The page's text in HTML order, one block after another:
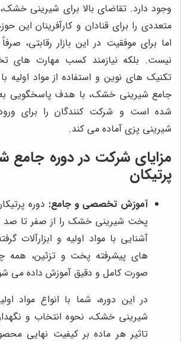
وجود دارد. تقاضای بالا برای شیرینی
متعددی را برای قنادان و کارآفرینان این
اما برای موفقیت در این بازار رقابتی،
نیست. بلکه نیازمند کسب مهارت های
تکنیک های نوین و استفاده از مواد اولیه
جامع شیرینی خشک، با هدف پاسخگویی به
شده است و شرکت کنندگان را برای
شیرینی پزی آماده می کند.
مزایای شرکت در دوره
پرتیکان
آموزش تخصصی و جامع: دوره
پخت شیرینی خشک را از صفر تا
آشنایی با مواد اولیه و ابزارآلات
های پیشرفته پخت و تزئین، همه
صورت کامل و دقیق آموزش داده می
در این دوره، شما با انواع مواد
شیرینی خشک، نحوه انتخاب و
تاثیر هر ماده بر کیفیت نهایی